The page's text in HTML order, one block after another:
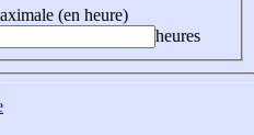
(en heure)
heures